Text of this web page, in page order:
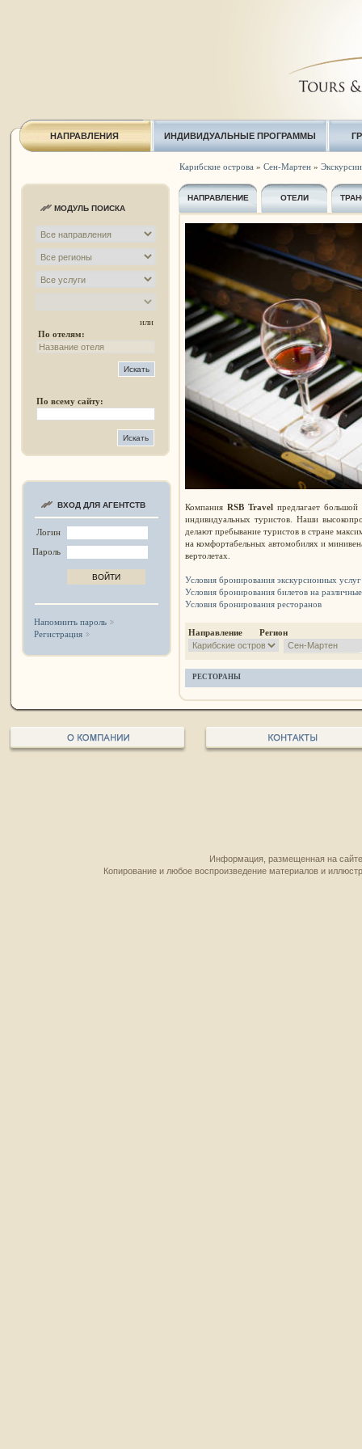
НАПРАВЛЕНИЯ ИНДИВИДУАЛЬНЫЕ ПРОГРАММЫ
МОДУЛЬ ПОИСКА
или
По отелям:
По всему сайту:
ВХОД ДЛЯ АГЕНТСТВ
Логин
Пароль
Напомнить пароль
Регистрация
Карибские острова » Сен-Мартен»
НАПРАВЛЕНИЕ ОТЕЛИ
Компания RSB Travelпредлагает большой
индивидуальных туристов. Наши
делают пребывание туристов в стране
на комфортабельных автомобилях и
вертолетах.
Условия бронирования экскурсионных услуг
Условия бронирования билетов на
Условия бронирования ресторанов
Направление Регион
РЕСТОРАНЫ
Информация, размещенная на
Копирование и любое воспроизведение материалов и